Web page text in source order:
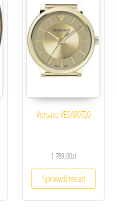
Versace VE5A00720
1 789,00zł
Sprawdź teraz!